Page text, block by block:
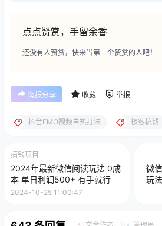
点点赞赏，手留余香
还没有人赞赏，快来当第一个赞赏的人吧！
海报分享 收藏 举报
抖音EMO视频自热打法 极客搞钱
搞钱项目
2024年最新微信阅读玩法 0成
本 单日利润500+ 有手就行
2024-10-25 11:00:47
微
玩